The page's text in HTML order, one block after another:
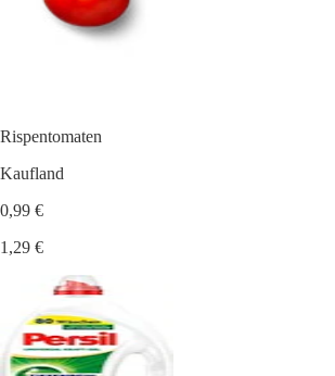
Rispentomaten
Kaufland
0,99 €
1,29 €